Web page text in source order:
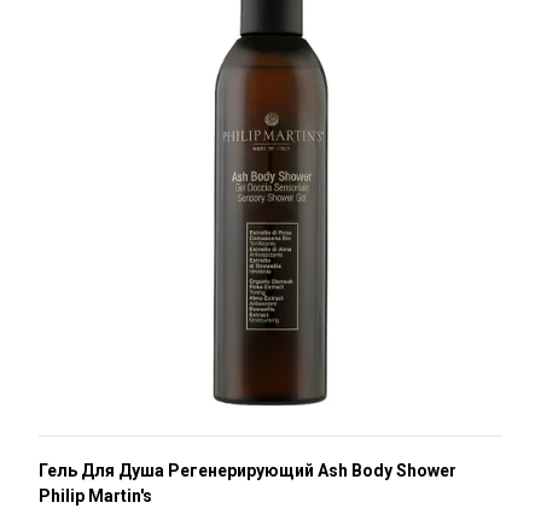
Гель Для Душа Регенерирующий Ash Body Shower
Philip Martin's